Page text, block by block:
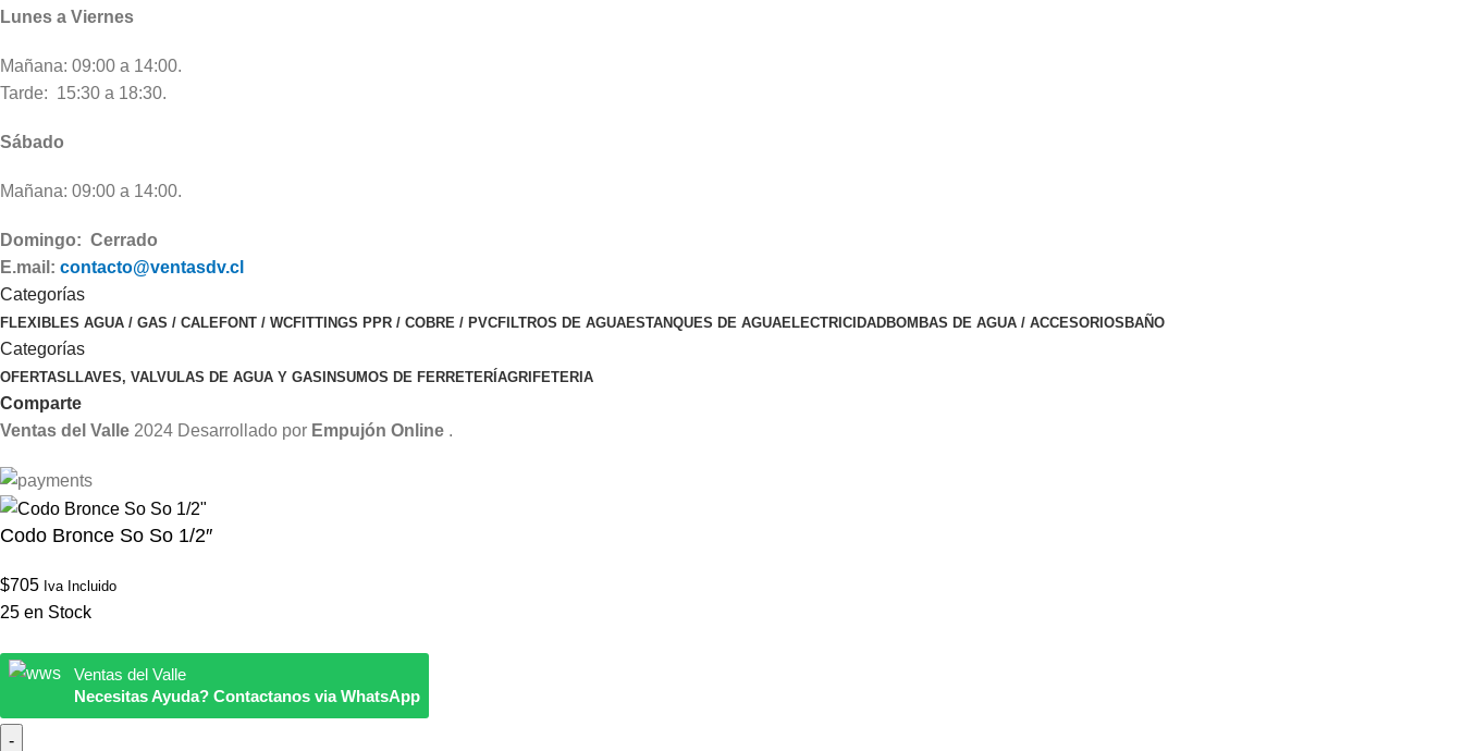
Lunes a Viernes
Mañana: 09:00 a 14:00.
Tarde: 15:30 a 18:30.
Sábado
Mañana: 09:00 a 14:00.
Domingo: Cerrado
E.mail: contacto@ventasdv.cl
Categorías
FLEXIBLES AGUA / GAS / CALEFONT / WCFITTINGS PPR / COBRE / PVCFILTROS DE AGUAESTANQUES DE AGUAELECTRICIDADBOMBAS DE AGUA / ACCESORIOSBAÑO
Categorías
OFERTASLLAVES, VALVULAS DE AGUA Y GASINSUMOS DE FERRETERÍAGRIFETERIA
Comparte
Ventas del Valle 2024 Desarrollado por Empujón Online .
Codo Bronce So So 1/2″
$705 Iva Incluido
25 en Stock
Ventas del Valle
Necesitas Ayuda? Contactanos via WhatsApp